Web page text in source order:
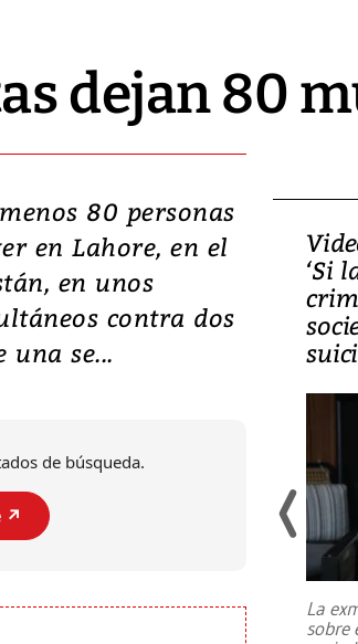
dejan 80
80 personas
en Lahore, en el
en unos
contra dos
una se...
de búsqueda.
↗️
Japón: Terremoto
heridos y graves
en Kumamoto
de Japón, provocando una
‘Si
La
sobre